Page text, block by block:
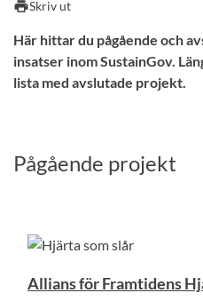
printSkriv ut
Här hittar du pågående och
insatser inom SustainGov.
lista med avslutade projekt.
Pågående projekt
Allians för Framtidens